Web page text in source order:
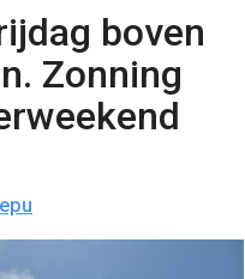
boven
Zonning